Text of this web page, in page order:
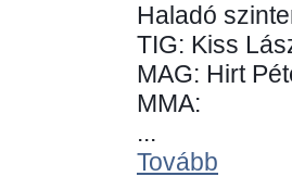
Haladó
TIG: Kiss
MAG: Hirt
MMA:
...
Tovább